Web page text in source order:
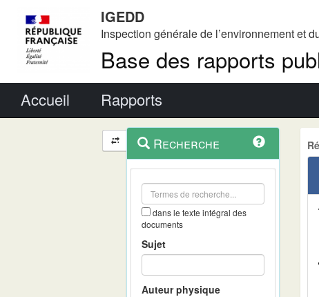
IGEDD
Inspection générale de l’environnement et
Base des rapports
Accueil Rapports
Navigation
et
outils
contextuel
Recherche
dans le texte intégral des
documents
Sujet
Auteur physique